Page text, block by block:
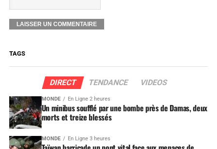
TAGS
DIRECT TENDANCE VIDEOS
MONDE En Ligne 2 heures
Un minibus soufflé par une bombe près de Damas, deux
morts et treize blessés
MONDE En Ligne 3 heures